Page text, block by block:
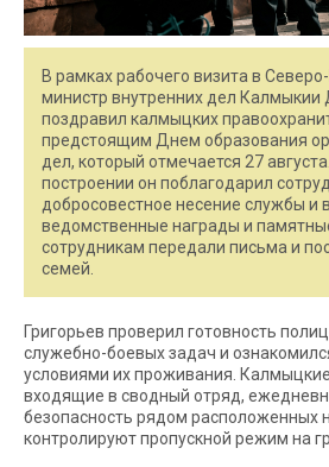
В рамках рабочего визита в
министр внутренних дел Калмыкии
поздравил калмыцких
предстоящим Днем образования
дел, который отмечается 27
построении он поблагодарил
добросовестное несение службы и
ведомственные награды и
сотрудникам передали письма и
семей.
Григорьев проверил готовность
служебно-боевых задач и
условиями их проживания.
входящие в сводный отряд,
безопасность рядом расположенных
контролируют пропускной режим на